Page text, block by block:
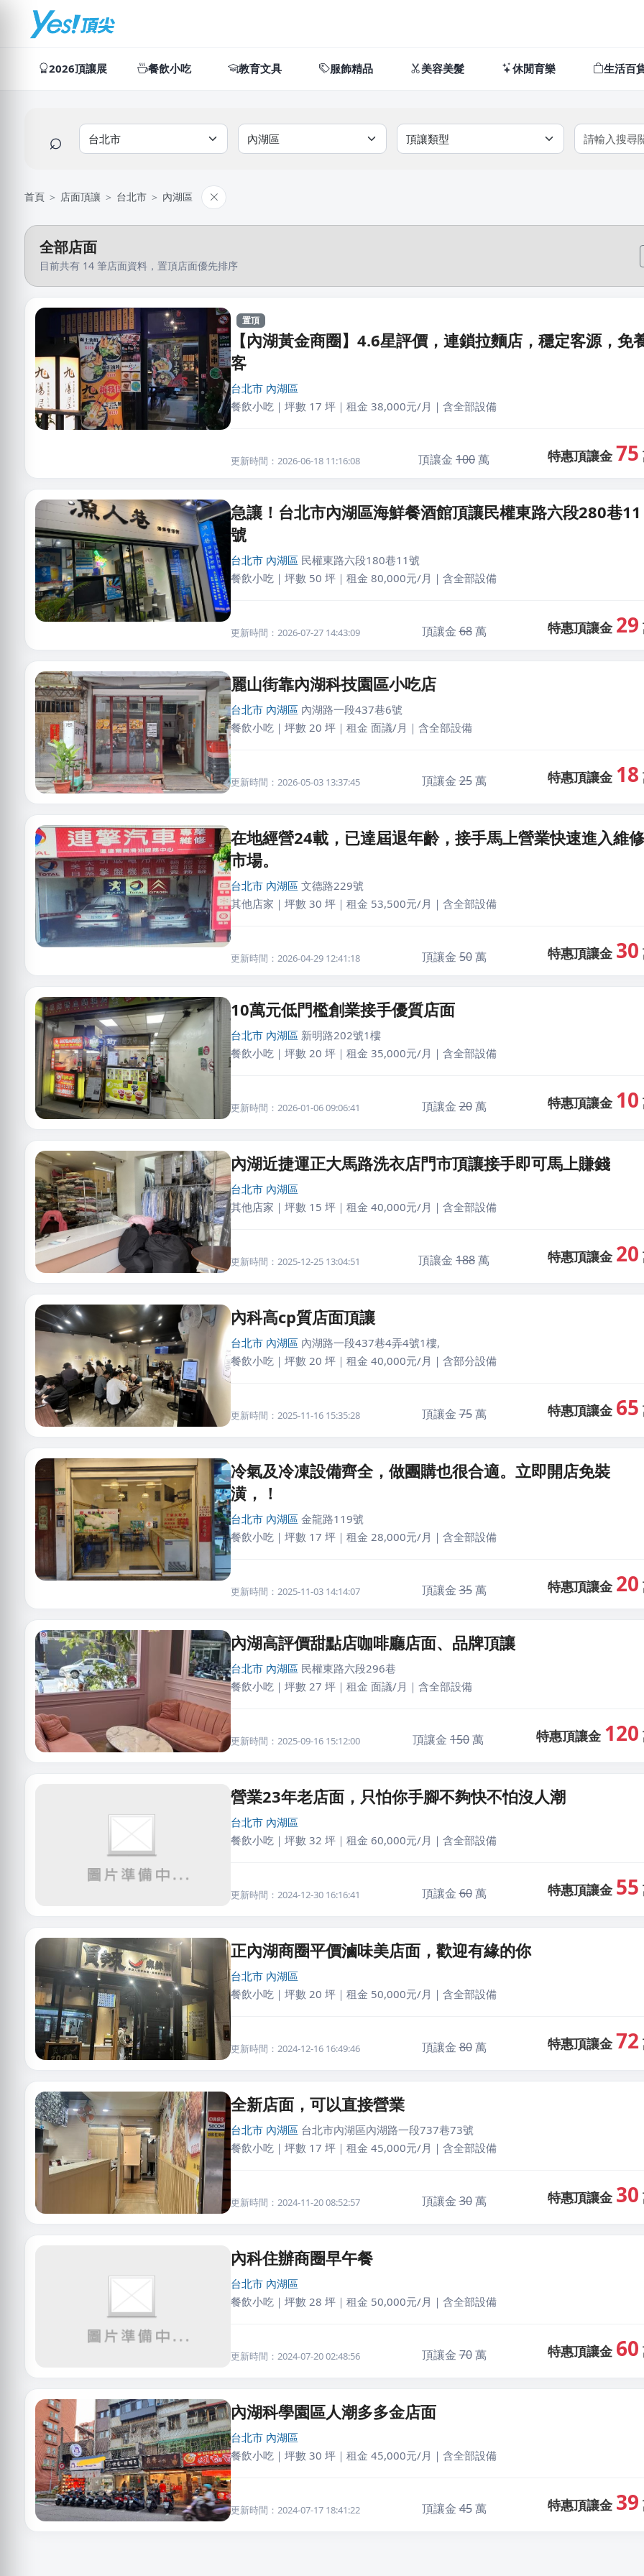
2026頂讓展 餐飲小吃 教育文具 服飾精品 美容美髮 休閒育樂 生活百
⌕
首頁 ＞ 店面頂讓 ＞ 台北市 ＞ 內湖區
全部店面
目前共有 14 筆店面資料，置頂店面優先排序
置頂
【內湖黃金商圈】4.6星評價，連鎖拉麵店，穩定客源，免
客
台北市 內湖區
餐飲小吃｜坪數 17 坪｜租金 38,000元/月｜含全部設備
更新時間：2026-06-18 11:16:08 頂讓金 100萬 特惠頂讓金 75
急讓！台北市內湖區海鮮餐酒館頂讓民權東路六段280巷11
號
台北市 內湖區 民權東路六段180巷11號
餐飲小吃｜坪數 50 坪｜租金 80,000元/月｜含全部設備
更新時間：2026-07-27 14:43:09 頂讓金68萬 特惠頂讓金 29
麗山街靠內湖科技園區小吃店
台北市 內湖區 內湖路一段437巷6號
餐飲小吃｜坪數 20 坪｜租金 面議/月｜含全部設備
更新時間：2026-05-03 13:37:45 頂讓金25萬 特惠頂讓金 18
在地經營24載，已達屆退年齡，接手馬上營業快速進入維修
市場。
台北市 內湖區 文德路229號
其他店家｜坪數 30 坪｜租金 53,500元/月｜含全部設備
更新時間：2026-04-29 12:41:18 頂讓金50萬 特惠頂讓金 30
10萬元低門檻創業接手優質店面
台北市 內湖區 新明路202號1樓
餐飲小吃｜坪數 20 坪｜租金 35,000元/月｜含全部設備
更新時間：2026-01-06 09:06:41 頂讓金20萬 特惠頂讓金 10
內湖近捷運正大馬路洗衣店門市頂讓接手即可馬上賺錢
台北市 內湖區
其他店家｜坪數 15 坪｜租金 40,000元/月｜含全部設備
更新時間：2025-12-25 13:04:51 頂讓金 188萬 特惠頂讓金 20
內科高cp質店面頂讓
台北市 內湖區 內湖路一段437巷4弄4號1樓,
餐飲小吃｜坪數 20 坪｜租金 40,000元/月｜含部分設備
更新時間：2025-11-16 15:35:28 頂讓金75萬 特惠頂讓金 65
冷氣及冷凍設備齊全，做團購也很合適。立即開店免裝
潢，！
台北市 內湖區 金龍路119號
餐飲小吃｜坪數 17 坪｜租金 28,000元/月｜含全部設備
更新時間：2025-11-03 14:14:07 頂讓金35萬 特惠頂讓金 20
內湖高評價甜點店咖啡廳店面、品牌頂讓
台北市 內湖區 民權東路六段296巷
餐飲小吃｜坪數 27 坪｜租金 面議/月｜含全部設備
更新時間：2025-09-16 15:12:00 頂讓金 150萬 特惠頂讓金 120
營業23年老店面，只怕你手腳不夠快不怕沒人潮
台北市 內湖區
餐飲小吃｜坪數 32 坪｜租金 60,000元/月｜含全部設備
更新時間：2024-12-30 16:16:41 頂讓金60萬 特惠頂讓金 55
正內湖商圈平價滷味美店面，歡迎有緣的你
台北市 內湖區
餐飲小吃｜坪數 20 坪｜租金 50,000元/月｜含全部設備
更新時間：2024-12-16 16:49:46 頂讓金80萬 特惠頂讓金 72
全新店面，可以直接營業
台北市 內湖區 台北市內湖區內湖路一段737巷73號
餐飲小吃｜坪數 17 坪｜租金 45,000元/月｜含全部設備
更新時間：2024-11-20 08:52:57 頂讓金30萬 特惠頂讓金 30
內科住辦商圈早午餐
台北市 內湖區
餐飲小吃｜坪數 28 坪｜租金 50,000元/月｜含全部設備
更新時間：2024-07-20 02:48:56 頂讓金70萬 特惠頂讓金 60
內湖科學園區人潮多多金店面
台北市 內湖區
餐飲小吃｜坪數 30 坪｜租金 45,000元/月｜含全部設備
更新時間：2024-07-17 18:41:22 頂讓金45萬 特惠頂讓金 39